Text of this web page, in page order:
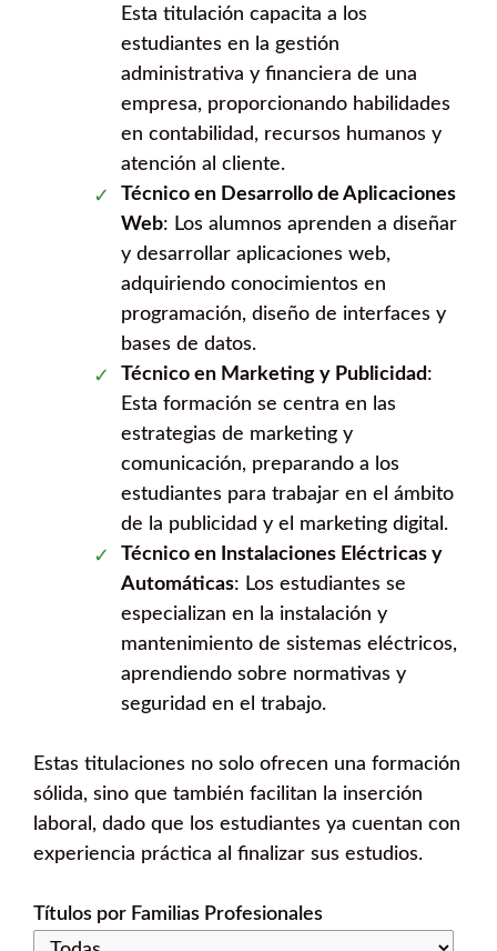
Esta titulación capacita a los
estudiantes en la gestión
administrativa y financiera de una
empresa, proporcionando habilidades
en contabilidad, recursos humanos y
atención al cliente.
Técnico en Desarrollo de Aplicaciones
Web: Los alumnos aprenden a diseñar
y desarrollar aplicaciones web,
adquiriendo conocimientos en
programación, diseño de interfaces y
bases de datos.
Técnico en Marketing y Publicidad:
Esta formación se centra en las
estrategias de marketing y
comunicación, preparando a los
estudiantes para trabajar en el ámbito
de la publicidad y el marketing digital.
Técnico en Instalaciones Eléctricas y
Automáticas: Los estudiantes se
especializan en la instalación y
mantenimiento de sistemas eléctricos,
aprendiendo sobre normativas y
seguridad en el trabajo.
Estas titulaciones no solo ofrecen una formación
sólida, sino que también facilitan la inserción
laboral, dado que los estudiantes ya cuentan con
experiencia práctica al finalizar sus estudios.
Títulos por Familias Profesionales